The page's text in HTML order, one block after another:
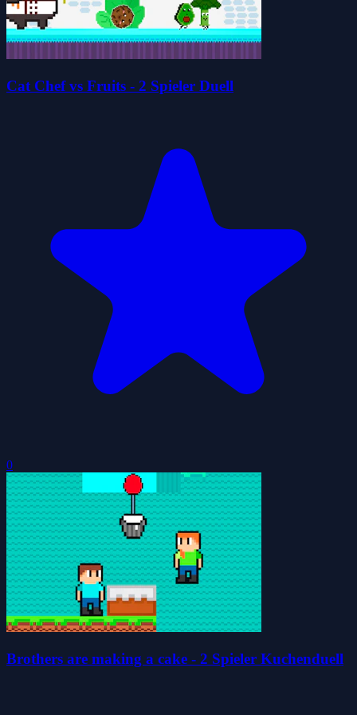
Cat Chef vs Fruits - 2 Spieler Duell
0
Brothers are making a cake - 2 Spieler Kuchenduell